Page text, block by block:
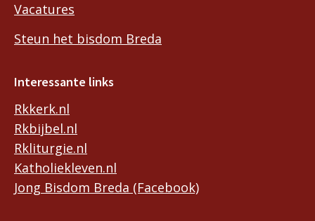
Vacatures
Steun het bisdom Breda
Interessante links
Rkkerk.nl
Rkbijbel.nl
Rkliturgie.nl
Katholiekleven.nl
Jong Bisdom Breda (Facebook)